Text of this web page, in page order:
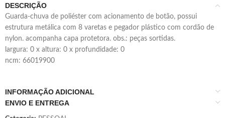
DESCRIÇÃO
guarda-chuva de poliéster com acionamento de botão, possui
estrutura metálica com 8 varetas e pegador plástico com cordão de
nylon. acompanha capa protetora. obs.: peças sortidas.
largura: 0 x altura: 0 x profundidade: 0
ncm: 66019900
INFORMAÇÃO ADICIONAL
ENVIO E ENTREGA